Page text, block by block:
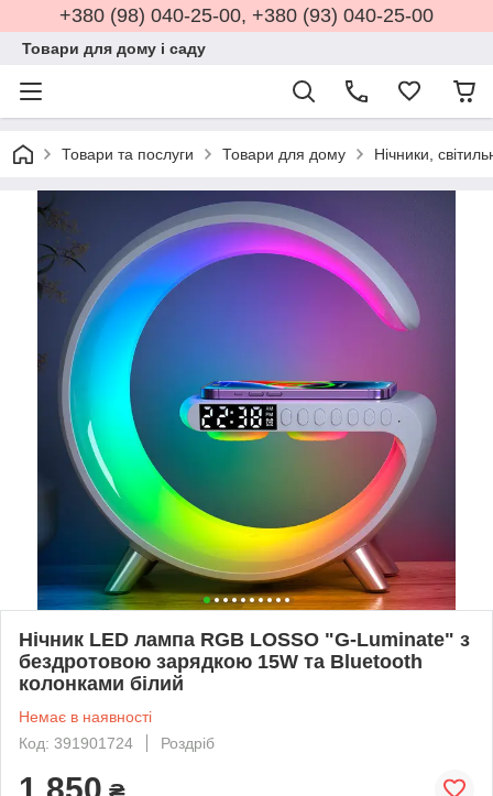
+380 (98) 040-25-00, +380 (93) 040-25-00
Товари для дому і саду
Товари та послуги Товари для дому Нічники,
Нічник LED лампа RGB LOSSO "G-Luminate" з
бездротовою зарядкою 15W та Bluetooth
колонками білий
Немає в наявності
Код: 391901724
Роздріб
1 850